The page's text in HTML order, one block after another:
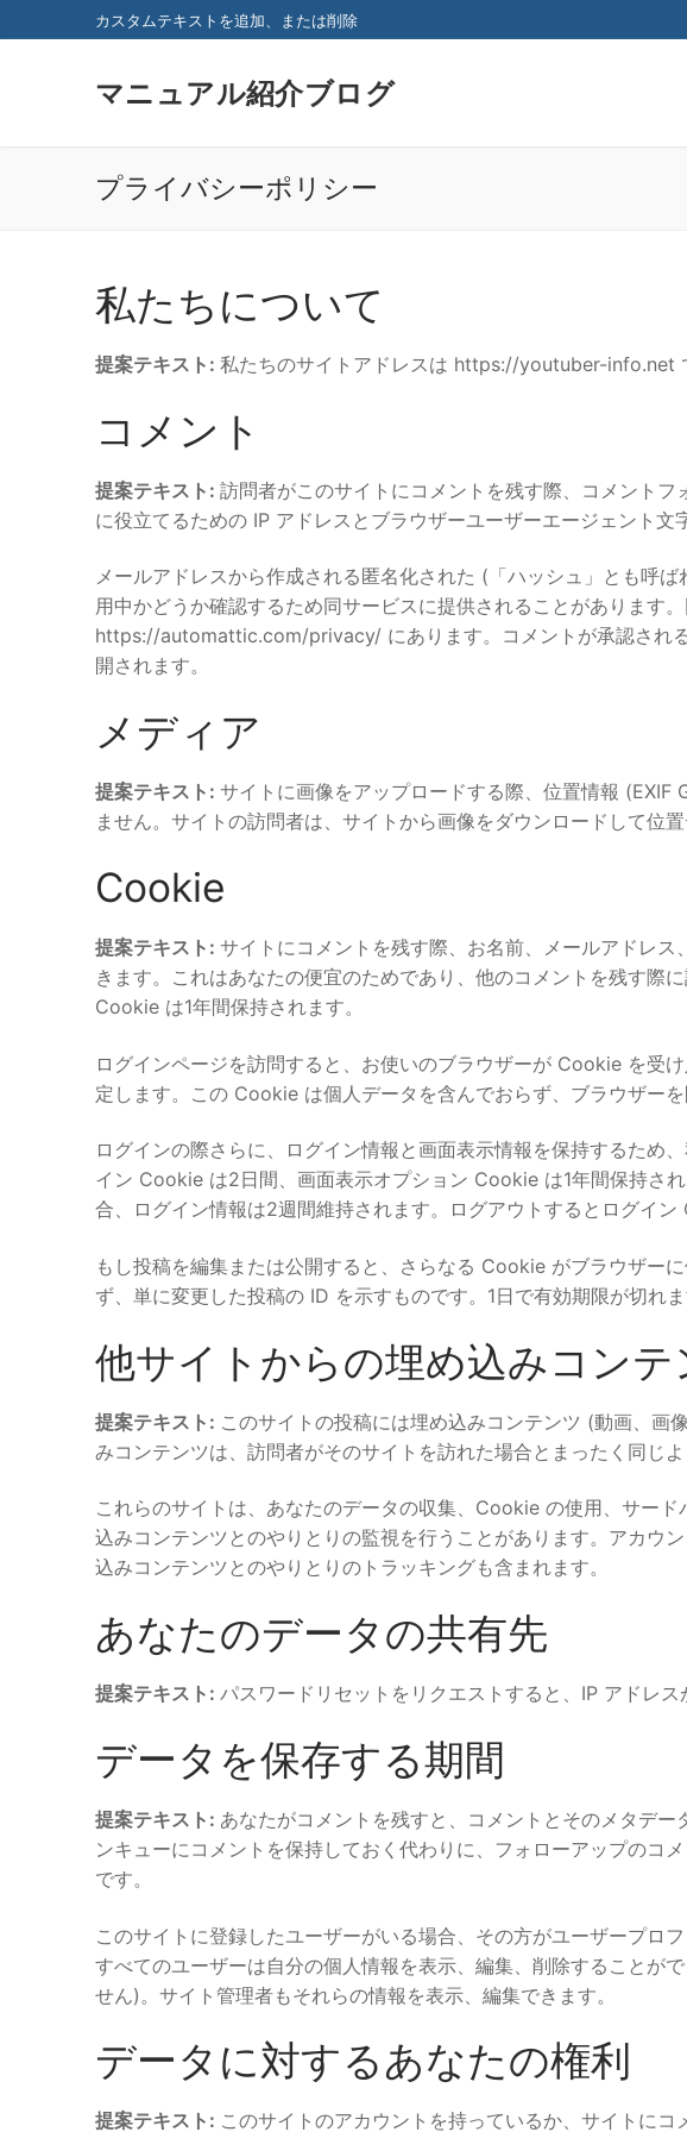
ン
カスタムテキストを追加、または削除
マニュアル紹介ブログ
プライバシーポリシー
私たちについて
提案テキスト: 私たちのサイトアドレスは https://youtuber-info.net
コメント
提案テキスト: 訪問者がこのサイトにコメントを残す際、コメント
に役立てるための IP アドレスとブラウザーユーザーエージェント文
メールアドレスから作成される匿名化された (「ハッシュ」とも呼
用中かどうか確認するため同サービスに提供されることがあります
https://automattic.com/privacy/ にあります。コメントが承認され
開されます。
メディア
提案テキスト: サイトに画像をアップロードする際、位置情報 (EXIF
ません。サイトの訪問者は、サイトから画像をダウンロードして位
Cookie
提案テキスト: サイトにコメントを残す際、お名前、メールアドレ
きます。これはあなたの便宜のためであり、他のコメントを残す際
Cookie は1年間保持されます。
ログインページを訪問すると、お使いのブラウザーが Cookie を受
定します。この Cookie は個人データを含んでおらず、ブラウザーを
ログインの際さらに、ログイン情報と画面表示情報を保持するため
イン Cookie は2日間、画面表示オプション Cookie は1年間保持さ
合、ログイン情報は2週間維持されます。ログアウトするとログイン
もし投稿を編集または公開すると、さらなる Cookie がブラウザー
ず、単に変更した投稿の ID を示すものです。1日で有効期限が切れま
他サイトからの埋め込みコンテ
提案テキスト: このサイトの投稿には埋め込みコンテンツ (動画、画
みコンテンツは、訪問者がそのサイトを訪れた場合とまったく同じよ
これらのサイトは、あなたのデータの収集、Cookie の使用、サー
込みコンテンツとのやりとりの監視を行うことがあります。アカウ
込みコンテンツとのやりとりのトラッキングも含まれます。
あなたのデータの共有先
提案テキスト: パスワードリセットをリクエストすると、IP アドレス
データを保存する期間
提案テキスト: あなたがコメントを残すと、コメントとそのメタデ
ンキューにコメントを保持しておく代わりに、フォローアップのコ
です。
このサイトに登録したユーザーがいる場合、その方がユーザープロ
すべてのユーザーは自分の個人情報を表示、編集、削除することが
せん)。サイト管理者もそれらの情報を表示、編集できます。
データに対するあなたの権利
提案テキスト: このサイトのアカウントを持っているか、サイトに